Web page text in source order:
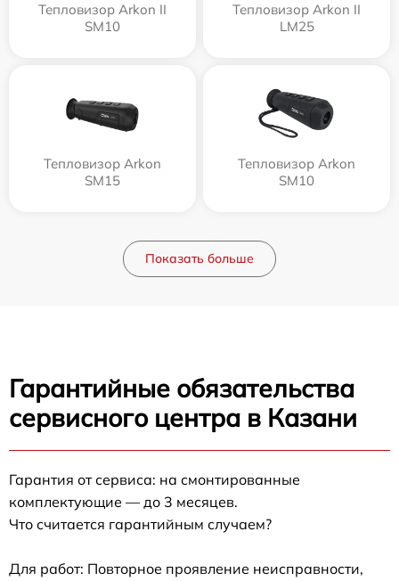
Тепловизор Arkon II
SM10
Тепловизор Arkon II
LM25
Тепловизор Arkon
SM15
Тепловизор Arkon
SM10
Показать больше
Гарантийные обязательства
сервисного центра в Казани
Гарантия от сервиса: на смонтированные
комплектующие — до 3 месяцев.
Что считается гарантийным случаем?
Для работ: Повторное проявление неисправности,